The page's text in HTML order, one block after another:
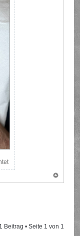
1 Beitrag • Seite 1 von 1